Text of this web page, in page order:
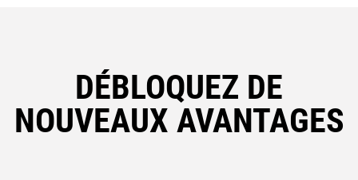
DÉBLOQUEZ DE
NOUVEAUX AVANTAGES